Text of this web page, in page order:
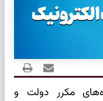
مکرر دولت و